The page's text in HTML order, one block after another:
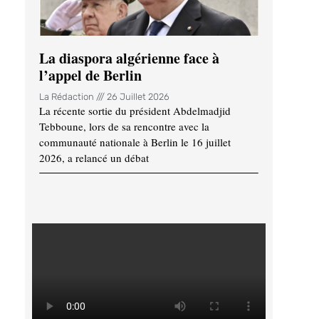
La diaspora algérienne face à
l’appel de Berlin
La Rédaction 26 Juillet 2026
La récente sortie du président Abdelmadjid
Tebboune, lors de sa rencontre avec la
communauté nationale à Berlin le 16 juillet
2026, a relancé un débat